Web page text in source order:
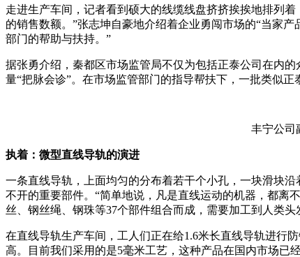
走进生产车间，记者看到硕大的线缆线盘挤挤挨挨地排列
的销售数额。”张志坤自豪地介绍着企业勇闯市场的“当家
部门的帮助与扶持。”
据张勇介绍，秦都区市场监管局不仅为包括正泰公司在内
量“把脉会诊”。在市场监管部门的指导帮扶下，一批类似
丰宁公司
执着：微型直线导轨的演进
一条直线导轨，上面均匀的分布着若干个小孔，一块滑块
不开的重要部件。“简单地说，凡是直线运动的机器，都离
丝、钢丝绳、钢珠等37个部件组合而成，需要加工到人类
在直线导轨生产车间，工人们正在给1.6米长直线导轨进行
高。目前我们采用的是5毫米工艺，这种产品在国内市场已